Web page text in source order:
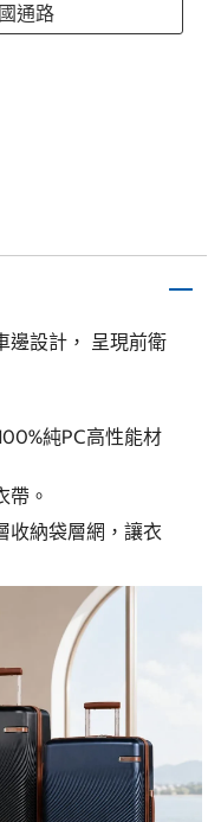
通路
邊設計， 呈現前衛
純PC高性能材
帶。
收納袋層網，讓衣